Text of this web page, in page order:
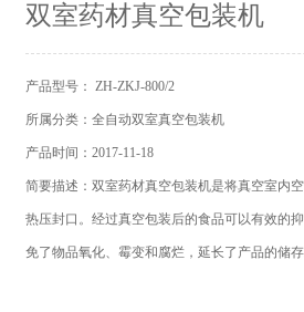
双室药材真空包装机
产品型号： ZH-ZKJ-800/2
所属分类：全自动双室真空包装机
产品时间：2017-11-18
简要描述：双室药材真空包装机是将真空室内
热压封口。经过真空包装后的食品可以有效的
免了物品氧化、霉变和腐烂，延长了产品的储存